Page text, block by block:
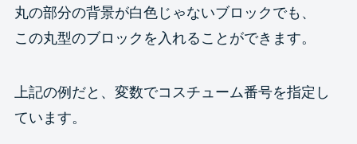
丸の部分の背景が白色じゃないブロックでも、
この丸型のブロックを入れることができます。
上記の例だと、変数でコスチューム番号を指定し
ています。